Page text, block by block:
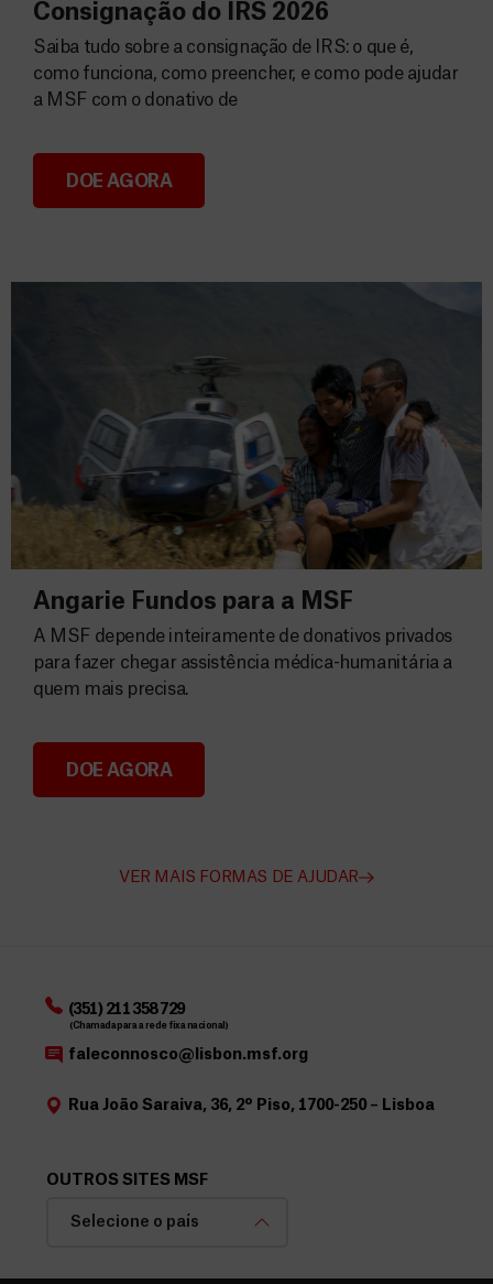
Consignação do IRS 2026
Consignação do IRS 2026
Saiba tudo sobre a consignação de IRS: o que é,
como funciona, como preencher, e como pode ajudar
a MSF com o donativo de
DOE AGORA
Angarie Fundos para a MSF
Angarie Fundos para a MSF
A MSF depende inteiramente de donativos privados
para fazer chegar assistência médica-humanitária a
quem mais precisa.
DOE AGORA
VER MAIS FORMAS DE AJUDAR
(351) 211 358 729
(Chamada para a rede fixa nacional)
faleconnosco@lisbon.msf.org
Rua João Saraiva, 36, 2º Piso, 1700-250 – Lisboa
OUTROS SITES MSF
Selecione o país